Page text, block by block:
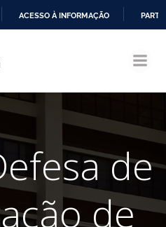
CONTEÚDO
ACESSO À INFORMAÇÃO
de
de